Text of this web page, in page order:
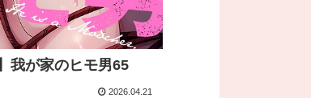
我が家のヒモ男65
2026.04.21